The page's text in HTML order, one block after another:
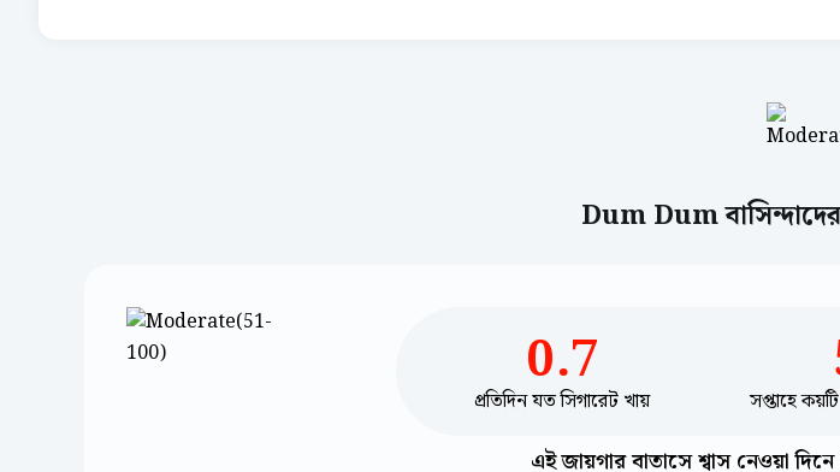
Dum Dum বাসিন্দাদের
0.7
প্রতিদিন যত সিগারেট খায় সপ্তাহে
এই জায়গার বাতাসে শ্বাস নেওয়া